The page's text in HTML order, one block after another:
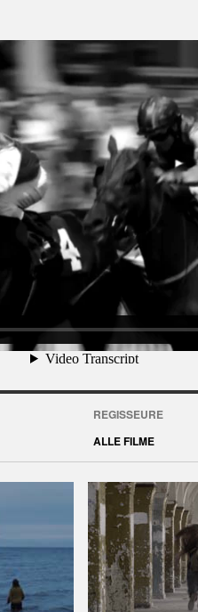
ASPHALT FILMonVimeo
REGISSEURE
ALLE FILME